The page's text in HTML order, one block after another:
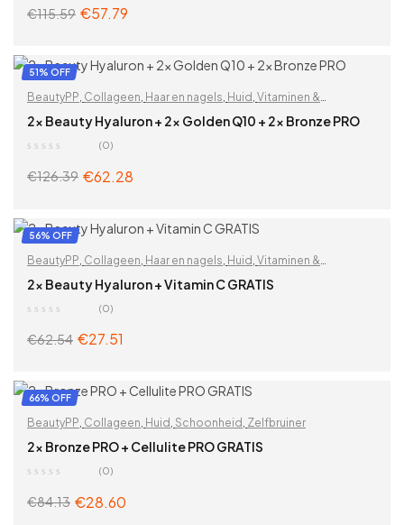
€115.59 €57.79
ADD TO CART
51% OFF
BeautyPP, Collageen, Haar en nagels, Huid , Vitaminen &
supplementen,Voor vrouwen,Zoek op problemen
2x Beauty Hyaluron + 2x Golden Q10 + 2x Bronze PRO
(0)
€126.39 €62.28
ADD TO CART
56% OFF
BeautyPP Collageen Haar en nagels Huid Vitaminen &
supplementen,Voor vrouwen ,Zoek op problemen
2x Beauty Hyaluron + Vitamin C GRATIS
(0)
€62.54 €27.51
ADD TO CART
66% OFF
BeautyPP, Collageen, Huid , Schoonheid , Zelfbruiner
2x Bronze PRO + Cellulite PRO GRATIS
(0)
€84.13 €28.60